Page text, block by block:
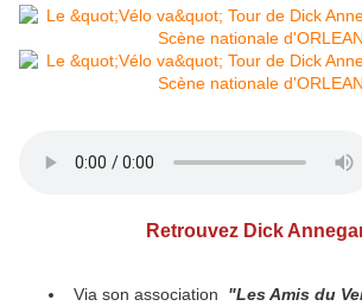
Retrouvez Dick
Via son association "Les Amis du